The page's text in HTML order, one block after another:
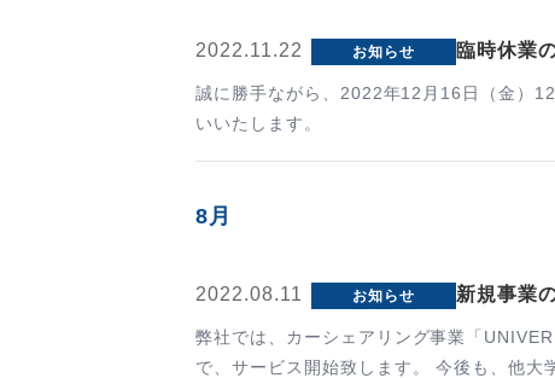
2022.11.22 お知らせ 臨時休業
誠に勝手ながら、2022年12月16日（金）
いいたします。
8月
2022.08.11 お知らせ 新規事業
弊社では、カーシェアリング事業「
で、サービス開始致